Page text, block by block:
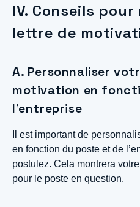
IV. Conseils
lettre de
A. Personnaliser
motivation en
l’entreprise
Il est important de
en fonction du poste et de
postulez. Cela montrera
pour le poste en question.